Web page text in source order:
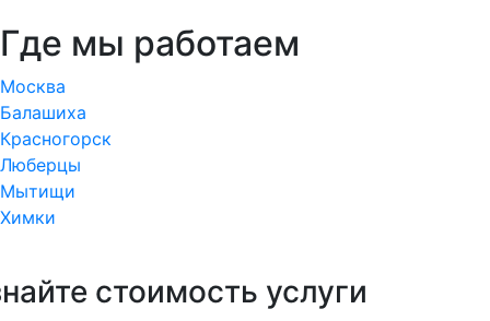
Где мы работаем
Москва
Балашиха
Красногорск
Люберцы
Мытищи
Химки
стоимость услуги